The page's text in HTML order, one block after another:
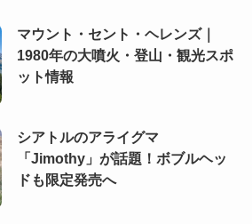
マウント・セント・ヘレンズ｜
1980年の大噴火・登山・観光スポ
ット情報
シアトルのアライグマ
「Jimothy」が話題！ボブルヘッ
ドも限定発売へ